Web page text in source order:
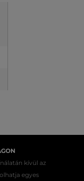
kívül az
egyes